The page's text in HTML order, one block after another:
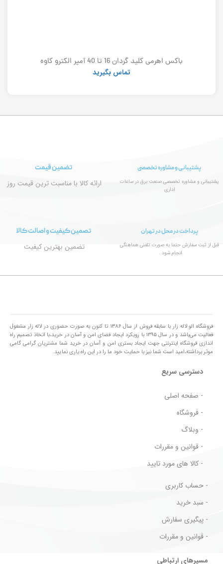
باکس اهرمی کلید گردان 16 تا 40 آمپر الکترو کاوه
تماس بگیرید
پشتیبانی و مشاوره تخصصی
پشتیبانی و مشاوره تخصصی صنعت برق در ساعات
اداری
تضمین قیمت
ارائه کالا با مناسبت ترین قیمت روز
پرداخت در محل در تهران
قبل از ثبت سفارش حتما به صورت تلفنی هماهنگی
انجام شود .
تصمین کیفیت و اصالت کالا
تضمین بهترین کیفیت
فروشگاه الو لاله زار با سابقه فروش از سال ۱۳۸۶ تا کنون به صورت حضوری در لاله زار مشغول
فعالیت می‌باشد و در سال ۱۳۹۵ با رویکرد ایجاد فضای امن و آسان در خرید،با اتخاذ تصمیم راه
اندازی فروشگاه اینترنتی جهت ایجاد بستری امن و آسان در خرید شما مشتریان گرامی گامی
موثر برداشته،امید است شما نیز با حمایت خود ما را در این راه یاری نمایید.
دسترسی سریع
- صفحه اصلی
- فروشگاه
- وبلاگ
- قوانین و مقررات
- کالا های مورد تایید
- حساب کاربری
- سبد خرید
- پیگیری سفارش
- قوانین و مقررات
مسیرهای ارتباطی